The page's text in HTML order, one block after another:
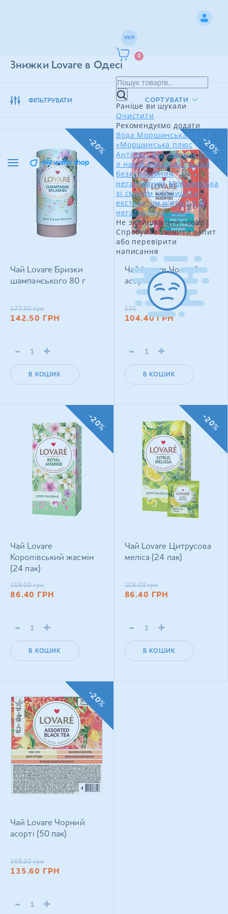
УКР
0
Раніше ви шукали
Очистити
Рекомендуємо додати
Вода Моршинська 18,9 л
«Моршинська плюс
АнтіОксі йод+селен» 18,9
л напій безалкогольний
безкалорійний
негазований Моршинська
зі смаком чорниці та
екстрактом м'яти 1,5 л
негазований напій
Не знайшли цей товар?
Спробуйте змінити запит
або перевірити
написання
Знижки Lovare в Одесі
ФІЛЬТРУВАТИ СОРТУВАТИ
Чай Lovare Бризки
шампанського 80 г
177.90 грн
142.50 ГРН
- +
В КОШИК
-20%
Чай Lovare Чорний
асорті (32 пак)
130.20 грн
104.40ГРН
- +
В КОШИК
-20%
Чай Lovare
Королівський жасмін
(24 пак)
108.00 грн
86.40 ГРН
- +
В КОШИК
-20%
Чай Lovare Цитрусова
меліса (24 пак)
108.00 грн
86.40 ГРН
- +
В КОШИК
-20%
Чай Lovare Чорний
асорті (50 пак)
169.20 грн
135.60 ГРН
- +
-20%